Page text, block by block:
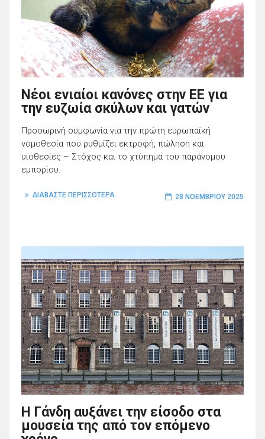
Νέοι ενιαίοι κανόνες στην ΕΕ για
την ευζωία σκύλων και γατών
Προσωρινή συμφωνία για την πρώτη ευρωπαϊκή
νομοθεσία που ρυθμίζει εκτροφή, πώληση και
υιοθεσίες – Στόχος και το χτύπημα του παράνομου
εμπορίου.
ΔΙΑΒΑΣΤΕ ΠΕΡΙΣΣΟΤΕΡΑ 28 ΝΟΕΜΒΡΊΟΥ 2025
Η Γάνδη αυξάνει την είσοδο στα
μουσεία της από τον επόμενο